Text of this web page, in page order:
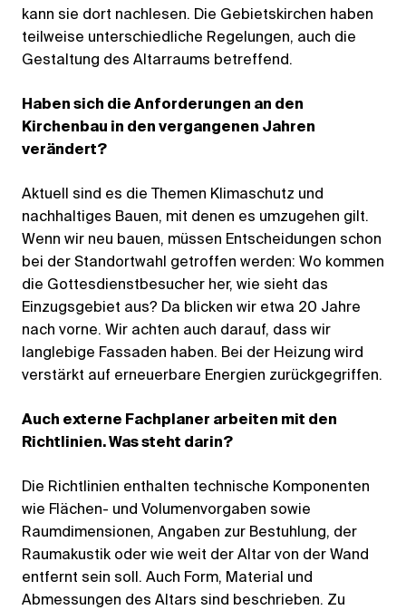
kann sie dort nachlesen. Die Gebietskirchen haben
teilweise unterschiedliche Regelungen, auch die
Gestaltung des Altarraums betreffend.
Haben sich die Anforderungen an den
Kirchenbau in den vergangenen Jahren
verändert?
Aktuell sind es die Themen Klimaschutz und
nachhaltiges Bauen, mit denen es umzugehen gilt.
Wenn wir neu bauen, müssen Entscheidungen schon
bei der Standortwahl getroffen werden: Wo kommen
die Gottesdienstbesucher her, wie sieht das
Einzugsgebiet aus? Da blicken wir etwa 20 Jahre
nach vorne. Wir achten auch darauf, dass wir
langlebige Fassaden haben. Bei der Heizung wird
verstärkt auf erneuerbare Energien zurückgegriffen.
Auch externe Fachplaner arbeiten mit den
Richtlinien. Was steht darin?
Die Richtlinien enthalten technische Komponenten
wie Flächen- und Volumenvorgaben sowie
Raumdimensionen, Angaben zur Bestuhlung, der
Raumakustik oder wie weit der Altar von der Wand
entfernt sein soll. Auch Form, Material und
Abmessungen des Altars sind beschrieben. Zu